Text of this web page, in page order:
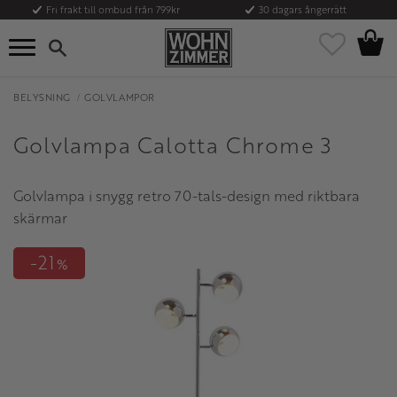
Meny
Fri frakt till ombud från 799kr 30 dagars ångerrätt
Favoriter
BELYSNING GOLVLAMPOR
Golvlampa Calotta Chrome 3
Golvlampa i snygg retro 70-tals-design med riktbara
skärmar
21 %